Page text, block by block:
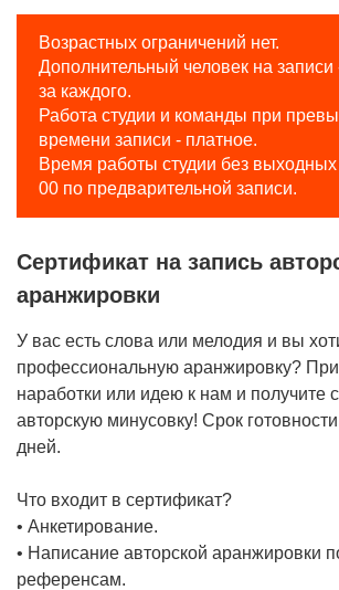
Возрастных ограничений нет.
Дополнительный человек на записи
за каждого.
Работа студии и команды при
времени записи - платное.
Время работы студии без
00 по предварительной записи.
Сертификат на запись
аранжировки
У вас есть слова или мелодия и вы
профессиональную аранжировку?
наработки или идею к нам и получите
авторскую минусовку! Срок
дней.
Что входит в сертификат?
• Анкетирование.
• Написание авторской аранжировки
референсам.